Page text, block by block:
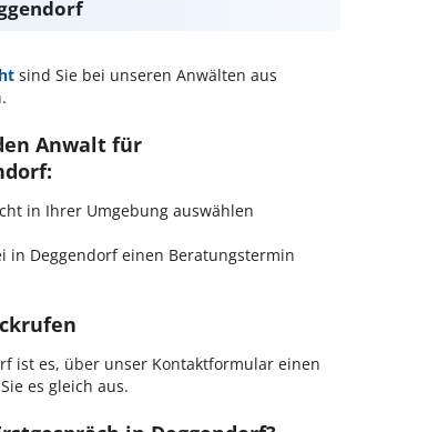
sind Sie bei unseren Anwälten aus
Anwalt für
in Ihrer Umgebung auswählen
in Deggendorf einen Beratungstermin
ist es, über unser Kontaktformular einen
es gleich aus.